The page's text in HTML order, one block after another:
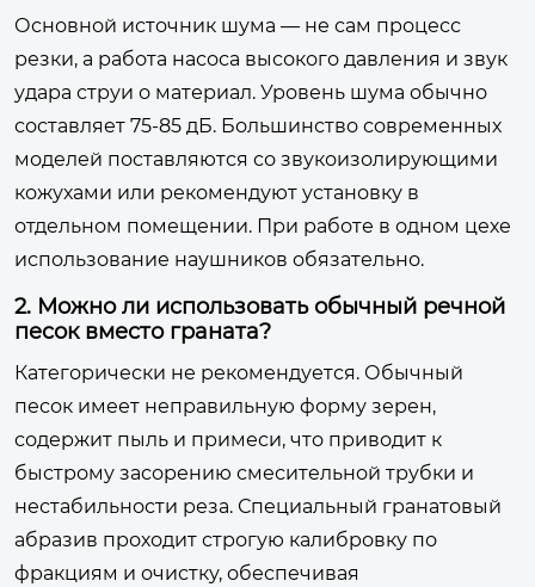
Основной источник шума — не сам процесс
резки, а работа насоса высокого давления и звук
удара струи о материал. Уровень шума обычно
составляет 75-85 дБ. Большинство современных
моделей поставляются со звукоизолирующими
кожухами или рекомендуют установку в
отдельном помещении. При работе в одном цехе
использование наушников обязательно.
2. Можно ли использовать обычный речной
песок вместо граната?
Категорически не рекомендуется. Обычный
песок имеет неправильную форму зерен,
содержит пыль и примеси, что приводит к
быстрому засорению смесительной трубки и
нестабильности реза. Специальный гранатовый
абразив проходит строгую калибровку по
фракциям и очистку, обеспечивая